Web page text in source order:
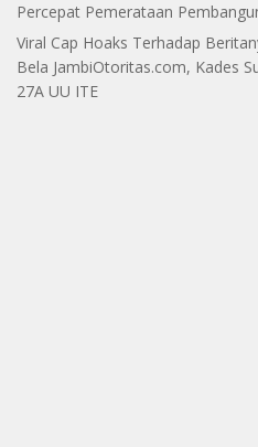
Percepat Pemerataan
Viral Cap Hoaks Terhadap
Bela JambiOtoritas.com, Kades
27A UU ITE